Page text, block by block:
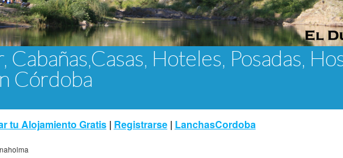
Hoteles, Posadas,
Córdoba
tu Alojamiento Gratis| Registrarse| LanchasCordoba